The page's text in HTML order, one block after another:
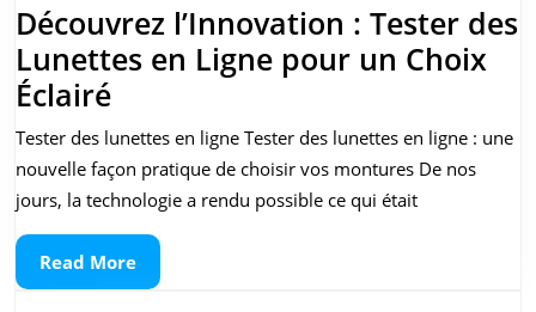
Découvrez l’Innovation : Tester des
Lunettes en Ligne pour un Choix
ÉclairéDécouvrez
l’Innovation
:
Tester
des
Lunettes
Tester des lunettes en ligne Tester des lunettes en ligne : une
nouvelle façon pratique de choisir vos montures De nos
jours, la technologie a rendu possible ce qui était
Read MoreRead
More